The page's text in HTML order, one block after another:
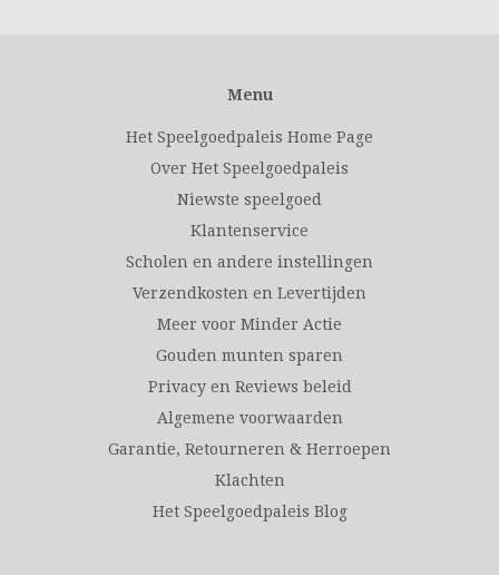
Menu
Het Speelgoedpaleis Home Page
Over Het Speelgoedpaleis
Niewste speelgoed
Klantenservice
Scholen en andere instellingen
Verzendkosten en Levertijden
Meer voor Minder Actie
Gouden munten sparen
Privacy en Reviews beleid
Algemene voorwaarden
Garantie, Retourneren & Herroepen
Klachten
Het Speelgoedpaleis Blog